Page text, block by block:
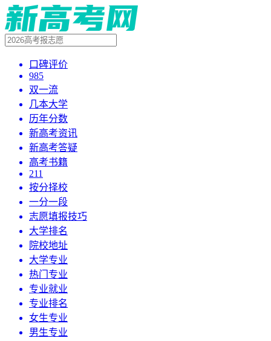
口碑评价
985
双一流
几本大学
历年分数
新高考资讯
新高考答疑
高考书籍
211
按分择校
一分一段
志愿填报技巧
大学排名
院校地址
大学专业
热门专业
专业就业
专业排名
女生专业
男生专业